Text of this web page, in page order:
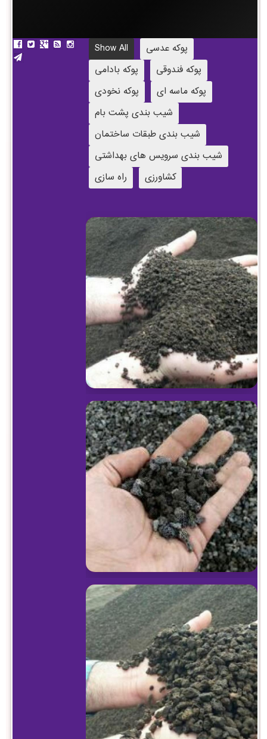
Show All
پوکه عدسی
پوکه بادامی
پوکه فندوقی
پوکه نخودی
پوکه ماسه ای
شیب بندی پشت بام
شیب بندی طبقات ساختمان
شیب بندی سرویس های بهداشتی
راه سازی
کشاورزی